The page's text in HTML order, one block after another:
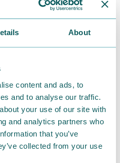
About
content and ads, to
and to analyse our traffic.
your use of our site with
and analytics partners who
that you’ve
collected from your use
ンドバッグには、木の皮
ためのもの？
フスランの見分け方は？
が雑誌「ガルム」にイラ
、何歳のときでしょう？
んぶ載っています！
の小さな船。
るのが、トフスランです。